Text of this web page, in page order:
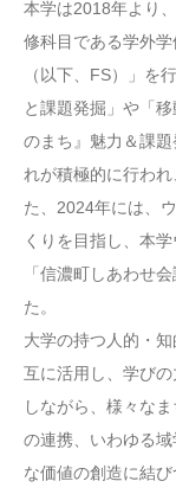
本学は2018年より
修科目である学外
（以下、FS）」を
と課題発掘」や「
のまち』魅力＆課
れが積極的に行わ
た、2024年には、
くりを目指し、本
「信濃町しあわせ
た。
大学の持つ人的・
互に活用し、学び
しながら、様々な
の連携、いわゆる
な価値の創造に結